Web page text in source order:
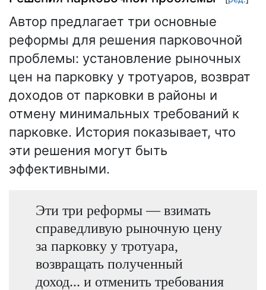
Автор предлагает три основные
реформы для решения парковочной
проблемы: установление рыночных
цен на парковку у тротуаров, возврат
доходов от парковки в районы и
отмену минимальных требований к
парковке. История показывает, что
эти решения могут быть
эффективными.
Эти три реформы — взимать
справедливую рыночную цену
за парковку у тротуара,
возвращать полученный
доход... и отменить требования